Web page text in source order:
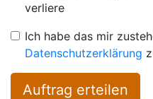
verliere
Ich habe das mir
Datenschutzerklärung
Auftrag erteilen